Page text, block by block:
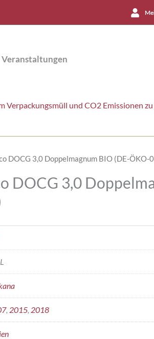
Veranstaltungen
Verpackungsmüll und CO2 Emissionen
DOCG 3,0 Doppelmagnum BIO (DE-ÖKO-
DOCG 3,0
, 2015 2018